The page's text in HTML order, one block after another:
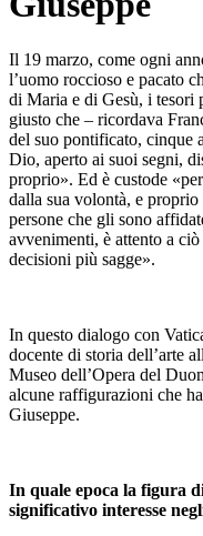
Il 19 marzo, come ogni
l’uomo roccioso e pacato
di Maria e di Gesù, i tesori
giusto che – ricordava
del suo pontificato, cinque
Dio, aperto ai suoi segni,
proprio». Ed è custode
dalla sua volontà, e
persone che gli sono
avvenimenti, è attento a
decisioni più sagge».
In questo dialogo con
docente di storia dell’arte
Museo dell’Opera del
alcune raffigurazioni che
Giuseppe.
In quale epoca la figura
significativo interesse